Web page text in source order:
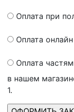
Оплата при
Оплата
Оплата
в нашем
1.